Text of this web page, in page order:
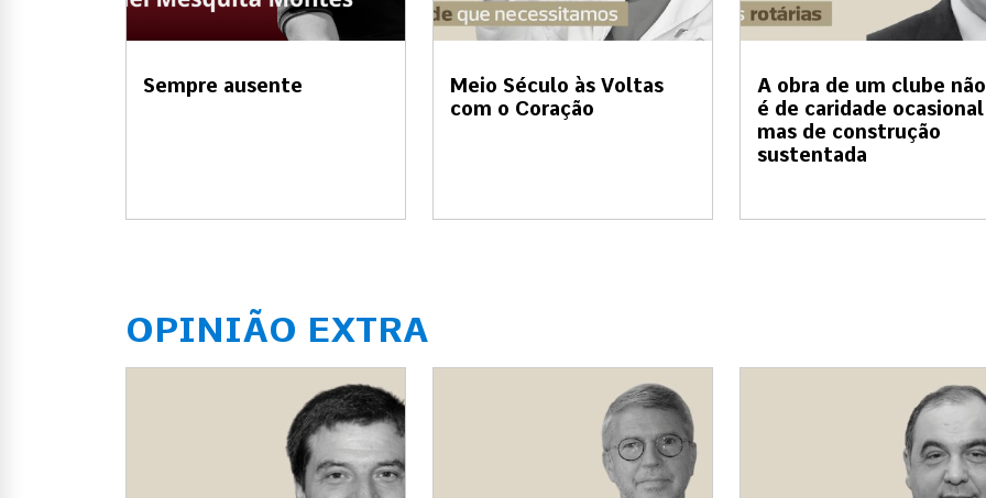
Sempre ausente
Meio Século às Voltas
com o Coração
A obra de um clube não
é de caridade
mas de construção
sustentada
OPINIÃO EXTRA